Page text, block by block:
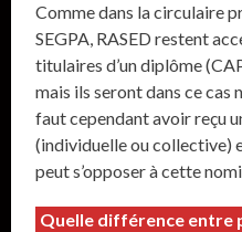
Comme dans la circulaire
SEGPA, RASED restent
titulaires d’un diplôme
mais ils seront dans ce
faut cependant avoir reçu
(individuelle ou collective)
peut s’opposer à cette
Quelle différence entre